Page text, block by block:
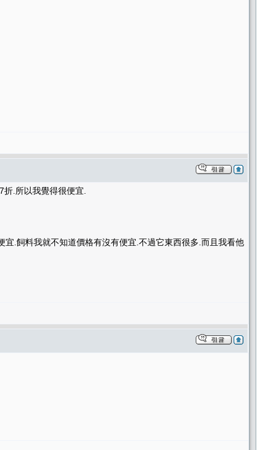
.所以我覺得很便宜.
.飼料我就不知道價格有沒有便宜.不過它東西很多.而且我看他